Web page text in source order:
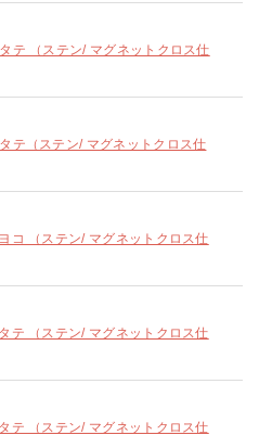
テ （ステン/ マグネットクロス仕
テ（ステン/ マグネットクロス仕
コ （ステン/ マグネットクロス仕
テ （ステン/ マグネットクロス仕
テ （ステン/ マグネットクロス仕